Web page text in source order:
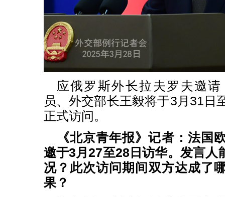
应俄罗斯外长拉夫罗夫邀
员、外交部长王毅将于3月31日
正式访问。
《北京青年报》记者：法国
邀于3月27至28日访华。发言人
况？此次访问期间双方达成了
果？